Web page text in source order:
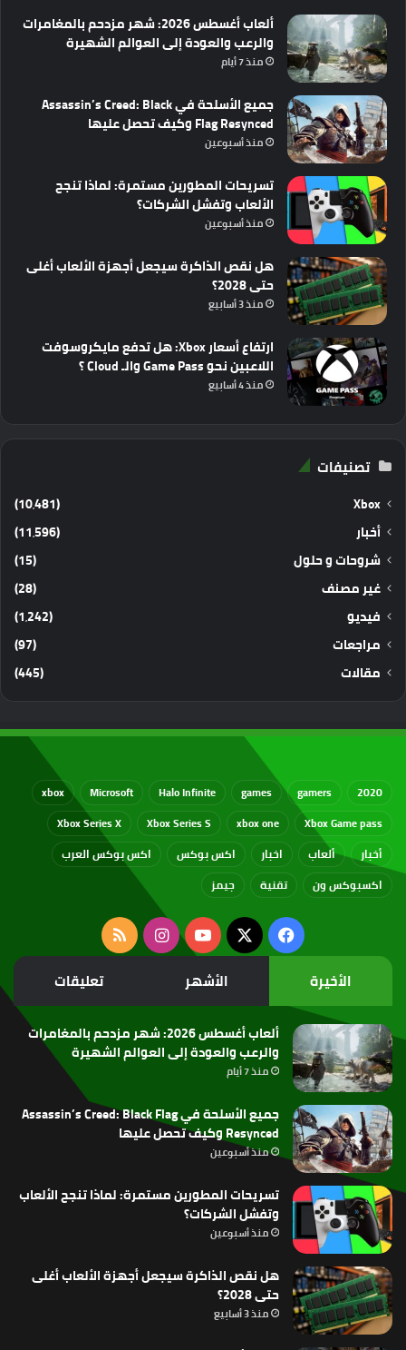
ألعاب أغسطس 2026: شهر مزدحم بالمغامرات
والرعب والعودة إلى العوالم الشهيرة
منذ 7 أيام
جميع الأسلحة في Assassin’s Creed: Black
Flag Resynced وكيف تحصل عليها
منذ أسبوعين
تسريحات المطورين مستمرة: لماذا تنجح
الألعاب وتفشل الشركات؟
منذ أسبوعين
هل نقص الذاكرة سيجعل أجهزة الألعاب أغلى
حتى 2028؟
منذ 3 أسابيع
ارتفاع أسعار Xbox: هل تدفع مايكروسوفت
اللاعبين نحو Game Pass والـ Cloud ؟
منذ 4 أسابيع
تصنيفات
Xbox
(10٬481)
أخبار
(11٬596)
شروحات و حلول
(15)
غير مصنف
(28)
فيديو
(1٬242)
مراجعات
(97)
مقالات
(445)
2020
gamers
games
Halo Infinite
Microsoft
xbox
Xbox Game pass
xbox one
Xbox Series S
Xbox Series X
أخبار
ألعاب اخبار اكس بوكس
اكس بوكس العرب
اكسبوكس ون
تقنية جيمز
فيسبوك
‫X
‫YouTubeانستقرامملخص
الموقع
RSS
الأخيرة الأشهر تعليقات
ألعاب أغسطس 2026: شهر مزدحم بالمغامرات
والرعب والعودة إلى العوالم الشهيرة
منذ 7 أيام
جميع الأسلحة في Assassin’s Creed: Black Flag
Resynced وكيف تحصل عليها
منذ أسبوعين
تسريحات المطورين مستمرة: لماذا تنجح الألعاب
وتفشل الشركات؟
منذ أسبوعين
هل نقص الذاكرة سيجعل أجهزة الألعاب أغلى
حتى 2028؟
منذ 3 أسابيع